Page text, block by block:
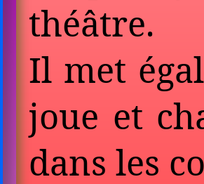
théâtre.
Il met
joue et
dans les